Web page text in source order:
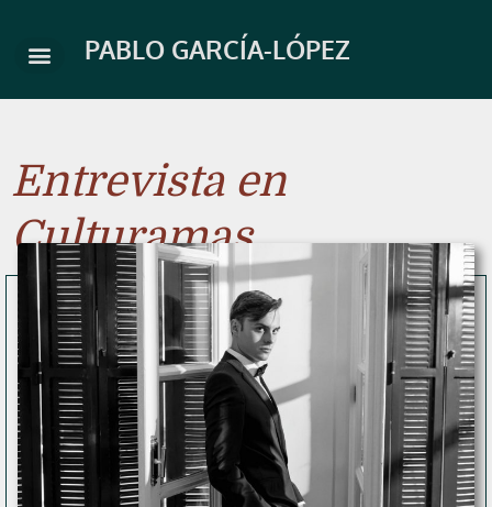
content
PABLO GARCÍA-LÓPEZ
Entrevista en
Culturamas